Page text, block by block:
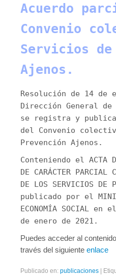
Acuerdo
Convenio
Servicios de
Ajenos.
Resolución de 14 de
Dirección General
se registra y
del Convenio
Prevención Ajenos.
Conteniendo el ACTA DE
DE CARÁCTER PARCIAL
DE LOS SERVICIOS DE
publicado por el
ECONOMÍA SOCIAL
de enero de 2021.
Puedes acceder al
través del siguiente enlace
Publicado en: publicaciones |